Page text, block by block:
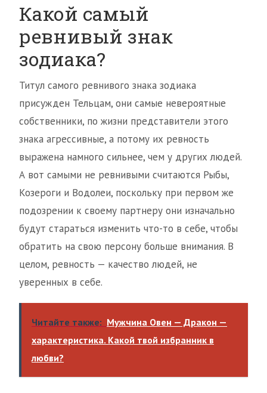
Какой самый
ревнивый знак
зодиака?
Титул самого ревнивого знака зодиака
присужден Тельцам, они самые невероятные
собственники, по жизни представители этого
знака агрессивные, а потому их ревность
выражена намного сильнее, чем у других людей.
А вот самыми не ревнивыми считаются Рыбы,
Козероги и Водолеи, поскольку при первом же
подозрении к своему партнеру они изначально
будут стараться изменить что-то в себе, чтобы
обратить на свою персону больше внимания. В
целом, ревность — качество людей, не
уверенных в себе.
Читайте также: Мужчина Овен — Дракон —
характеристика. Какой твой избранник в
любви?